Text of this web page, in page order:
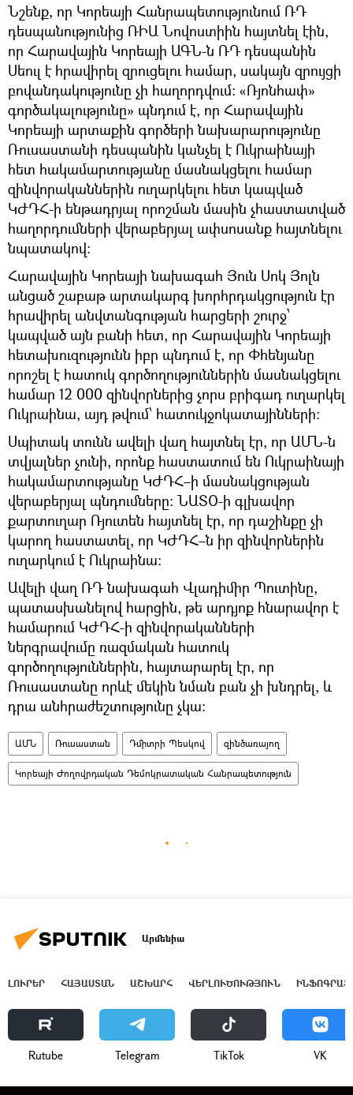
Նշենք, որ Կորեայի Հանրապետությունում ՌԴ
դեսպանությունից ՌԻԱ Նովոստիին հայտնել էին,
որ Հարավային Կորեայի ԱԳՆ-ն ՌԴ դեսպանին
Սեուլ է հրավիրել զրուցելու համար, սակայն զրույցի
բովանդակությունը չի հաղորդվում։ «Ռյոնհափ»
գործակալությունը» պնդում է, որ Հարավային
Կորեայի արտաքին գործերի նախարարությունը
Ռուսաստանի դեսպանին կանչել է Ուկրաինայի
հետ հակամարտությանը մասնակցելու համար
զինվորականներին ուղարկելու հետ կապված
ԿԺԴՀ-ի ենթադրյալ որոշման մասին չհաստատված
հաղորդումների վերաբերյալ ափսոսանք հայտնելու
նպատակով:
Հարավային Կորեայի նախագահ Յուն Սոկ Յոլն
անցած շաբաթ արտակարգ խորհրդակցություն էր
հրավիրել անվտանգության հարցերի շուրջ՝
կապված այն բանի հետ, որ Հարավային Կորեայի
հետախուզությունն իբր պնդում է, որ Փհենյանը
որոշել է հատուկ գործողություններին մասնակցելու
համար 12 000 զինվորներից չորս բրիգադ ուղարկել
Ուկրաինա, այդ թվում՝ հատուկջոկատայինների:
Սպիտակ տունն ավելի վաղ հայտնել էր, որ ԱՄՆ-ն
տվյալներ չունի, որոնք հաստատում են Ուկրաինայի
հակամարտությանը ԿԺԴՀ–ի մասնակցության
վերաբերյալ պնդումները։ ՆԱՏՕ-ի գլխավոր
քարտուղար Ռյուտեն հայտնել էր, որ դաշինքը չի
կարող հաստատել, որ ԿԺԴՀ–ն իր զինվորներին
ուղարկում է Ուկրաինա։
Ավելի վաղ ՌԴ նախագահ Վլադիմիր Պուտինը,
պատասխանելով հարցին, թե արդյոք հնարավոր է
համարում ԿԺԴՀ-ի զինվորականների
ներգրավումը ռազմական հատուկ
գործողություններին, հայտարարել էր, որ
Ռուսաստանը որևէ մեկին նման բան չի խնդրել, և
դրա անհրաժեշտությունը չկա։
ԱՄՆ Ռուսաստան Դմիտրի Պեսկով զինծառայող
Կորեայի Ժողովրդական Դեմոկրատական Հանրապետություն
Արմենիա
ԼՈՒՐԵՐ ՀԱՅԱՍՏԱՆ ԱՇԽԱՐՀ ՎԵՐԼՈՒԾՈՒԹՅՈՒՆ
Rutube Telegram ТikТоk VK